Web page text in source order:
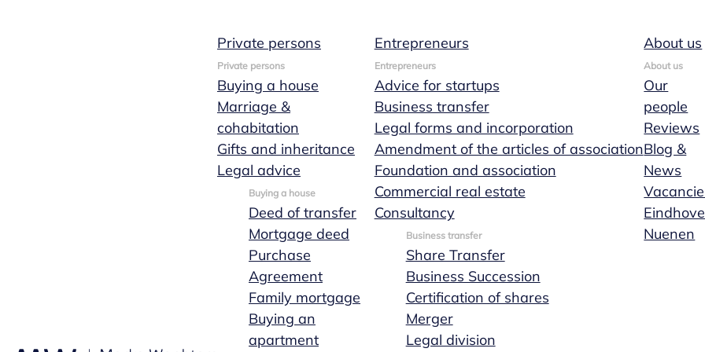
Private persons
Private persons
Buying a house
Marriage &
cohabitation
Gifts and inheritance
Legal advice
Buying a house
Deed of transfer
Mortgage deed
Purchase
Agreement
Family mortgage
Buying an
apartment
Entrepreneurs
Entrepreneurs
Advice for startups
Business transfer
Legal forms and incorporation
Amendment of the articles of association
Foundation and association
Commercial real estate
Consultancy
Business transfer
Share Transfer
Business Succession
Certification of shares
Merger
Legal division
About us
About us
Our
people
Reviews
Blog &
News
Nuenen
2 min leestijd
Registering a brand name or
with the Benelux Trademark